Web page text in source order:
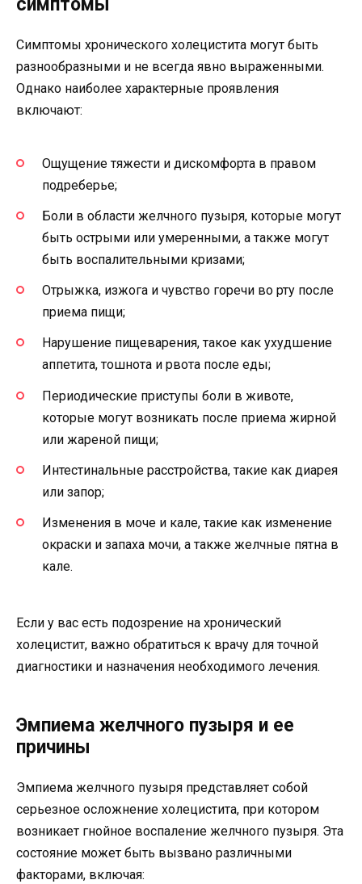
симптомы
Симптомы хронического холецистита могут быть
разнообразными и не всегда явно выраженными.
Однако наиболее характерные проявления
включают:
Ощущение тяжести и дискомфорта в правом
подреберье;
Боли в области желчного пузыря, которые могут
быть острыми или умеренными, а также могут
быть воспалительными кризами;
Отрыжка, изжога и чувство горечи во рту после
приема пищи;
Нарушение пищеварения, такое как ухудшение
аппетита, тошнота и рвота после еды;
Периодические приступы боли в животе,
которые могут возникать после приема жирной
или жареной пищи;
Интестинальные расстройства, такие как диарея
или запор;
Изменения в моче и кале, такие как изменение
окраски и запаха мочи, а также желчные пятна в
кале.
Если у вас есть подозрение на хронический
холецистит, важно обратиться к врачу для точной
диагностики и назначения необходимого лечения.
Эмпиема желчного пузыря и ее
причины
Эмпиема желчного пузыря представляет собой
серьезное осложнение холецистита, при котором
возникает гнойное воспаление желчного пузыря. Эта
состояние может быть вызвано различными
факторами, включая: